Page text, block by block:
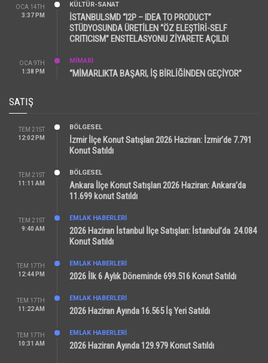
OCA 14TH
3:37 PM
KÜLTÜR-SANAT
İSTANBULSMD “I2P – IDEA TO PRODUCT”
STÜDYOSUNDA ÜRETİLEN “ÖZ ELEŞTİRİ-SELF
CRITICISM” ENSTELASYONU ZİYARETE AÇILDI
OCA 9TH
1:38 PM
MİMARİ
“MİMARLIKTA BAŞARI, İŞ BİRLİĞİNDEN GEÇİYOR”
SATIŞ
TEM 21ST
12:02 PM
BÖLGESEL
İzmir İlçe Konut Satışları 2026 Haziran: İzmir’de 7.791
Konut Satıldı
TEM 21ST
11:11 AM
BÖLGESEL
Ankara İlçe Konut Satışları 2026 Haziran: Ankara’da
11.699 konut Satıldı
TEM 21ST
9:40 AM
EMLAK HABERLERI
2026 Haziran İstanbul İlçe Satışları: İstanbul’da 24.084
Konut Satıldı
TEM 17TH
12:44 PM
EMLAK HABERLERI
2026 İlk 6 Aylık Döneminde 699.516 Konut Satıldı
TEM 17TH
11:22 AM
EMLAK HABERLERI
2026 Haziran Ayında 16.565 İş Yeri Satıldı
TEM 17TH
10:31 AM
EMLAK HABERLERI
2026 Haziran Ayında 129.979 Konut Satıldı